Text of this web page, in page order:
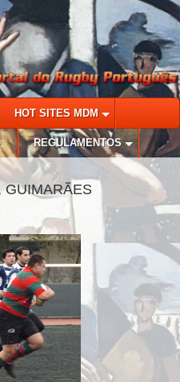
HOT SITES MDM
REGULAMENTOS
GUIMARÃES